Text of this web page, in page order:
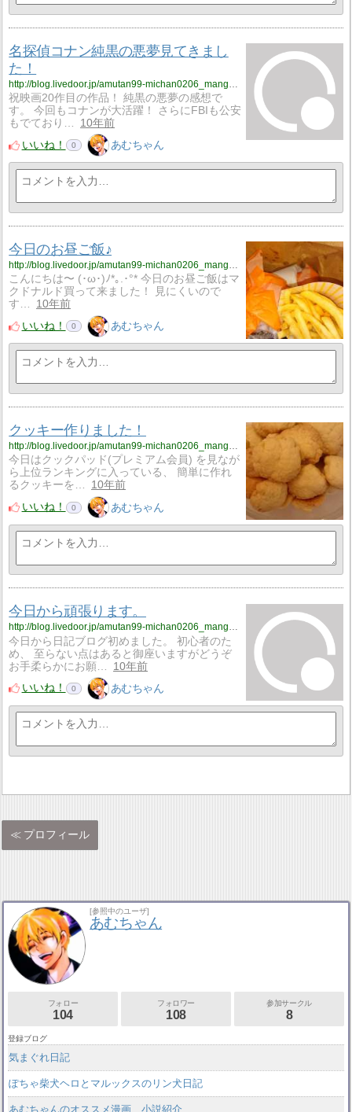
名探偵コナン純黒の悪夢見てきまし
た！
祝映画20作目の作品！ 純黒の悪夢の感想で
す。 今回もコナンが大活躍！ さらにFBIも公安
もでており…
10年前
いいね！
0 あむちゃん
今日のお昼ご飯♪
http://blog.livedoor.jp/amutan99-michan0206_manga_anime0502/archives/2940503.html
こんにちは〜 (･ω･)ﾉ*｡.･°* 今日のお昼ご飯はマ
クドナルド買って来ました！ 見にくいので
す…
10年前
いいね！
0 あむちゃん
クッキー作りました！
http://blog.livedoor.jp/amutan99-michan0206_manga_anime0502/archives/2906044.html
今日はクックパッド(プレミアム会員) を見なが
ら上位ランキングに入っている、 簡単に作れ
るクッキーを…
10年前
いいね！
0 あむちゃん
今日から頑張ります。
http://blog.livedoor.jp/amutan99-michan0206_manga_anime0502/archives/2891922.html
今日から日記ブログ初めました。 初心者のた
め、 至らない点はあると御座いますがどうぞ
お手柔らかにお願…
10年前
いいね！
0 あむちゃん
プロフィール
[参照中のユーザ]
あむちゃん
フォロー
104
フォロワー
108
参加サークル
8
登録ブログ
気まぐれ日記
ぽちゃ柴犬ヘロとマルックスのリン犬日記
あむちゃんのオススメ漫画、小説紹介